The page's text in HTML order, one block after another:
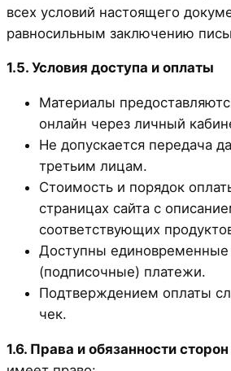
всех условий настоящего
равносильным заключению
1.5. Условия доступа и оплаты
Материалы
онлайн через личный
Не допускается передача
третьим лицам.
Стоимость и порядок
страницах сайта с
соответствующих
Доступны единовременные
(подписочные) платежи.
Подтверждением оплаты
чек.
1.6. Права и обязанности сторон